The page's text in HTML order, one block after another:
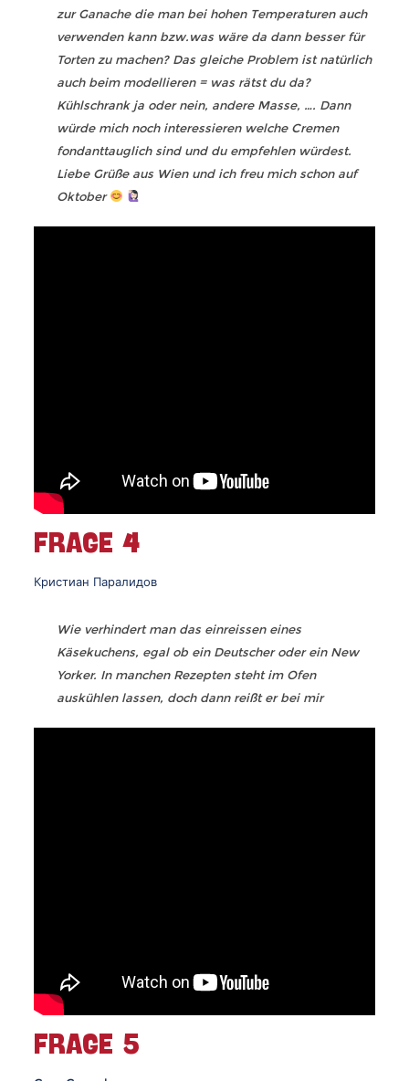
zur Ganache die man bei hohen Temperaturen auch
verwenden kann bzw.was wäre da dann besser für
Torten zu machen? Das gleiche Problem ist natürlich
auch beim modellieren = was rätst du da?
Kühlschrank ja oder nein, andere Masse, …. Dann
würde mich noch interessieren welche Cremen
fondanttauglich sind und du empfehlen würdest.
Liebe Grüße aus Wien und ich freu mich schon auf
Oktober
FRAGE 4
Кристиан Паралидов
Wie verhindert man das einreissen eines
Käsekuchens, egal ob ein Deutscher oder ein New
Yorker. In manchen Rezepten steht im Ofen
auskühlen lassen, doch dann reißt er bei mir
FRAGE 5